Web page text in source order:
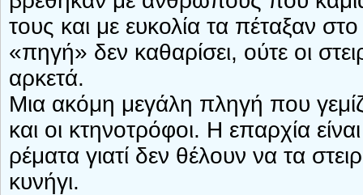
τους και με ευκολία τα πέταξαν
«πηγή» δεν καθαρίσει, ούτε οι
αρκετά.
Μια ακόμη μεγάλη πληγή που
και οι κτηνοτρόφοι. Η επαρχία
ρέματα γιατί δεν θέλουν να τα
κυνήγι.